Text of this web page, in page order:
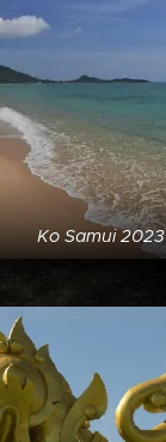
Ko Samui 2023